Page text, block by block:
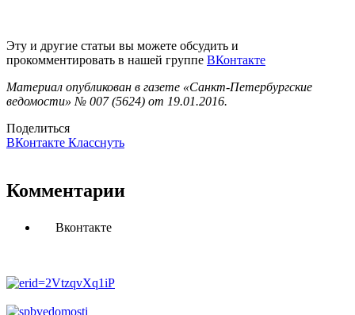
Эту и другие статьи вы можете обсудить и
прокомментировать в нашей группе ВКонтакте
Материал опубликован в газете «Санкт-Петербургские
ведомости» № 007 (5624) от 19.01.2016.
Поделиться
ВКонтакте Класснуть
Комментарии
Вконтакте